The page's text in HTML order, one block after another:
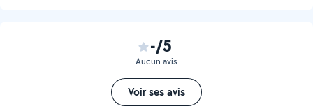
-/5
Aucun avis
Voir ses avis